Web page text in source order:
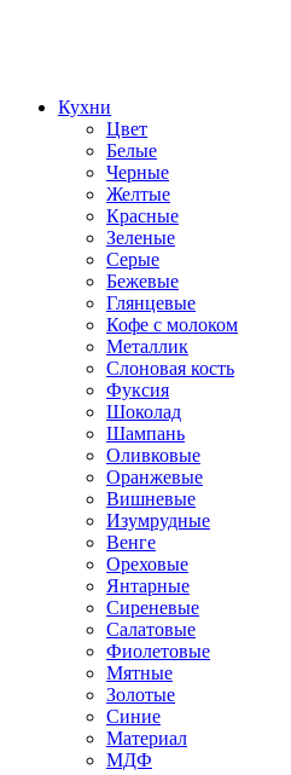
Кухни
Цвет
Белые
Черные
Желтые
Красные
Зеленые
Серые
Бежевые
Глянцевые
Кофе с молоком
Металлик
Слоновая кость
Фуксия
Шоколад
Шампань
Оливковые
Оранжевые
Вишневые
Изумрудные
Венге
Ореховые
Янтарные
Сиреневые
Салатовые
Фиолетовые
Мятные
Золотые
Синие
Материал
МДФ